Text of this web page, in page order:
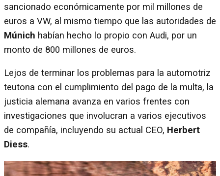
sancionado económicamente por mil millones de
euros a VW, al mismo tiempo que las autoridades de
Múnich habían hecho lo propio con Audi, por un
monto de 800 millones de euros.
Lejos de terminar los problemas para la automotriz
teutona con el cumplimiento del pago de la multa, la
justicia alemana avanza en varios frentes con
investigaciones que involucran a varios ejecutivos
de compañía, incluyendo su actual CEO, Herbert
Diess.